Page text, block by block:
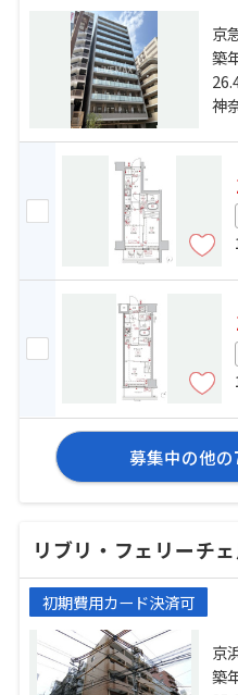
京
浜
大
築
神
募集中の他の
リブリ・フェリーチ
初期費用カード決済可
京
本
築